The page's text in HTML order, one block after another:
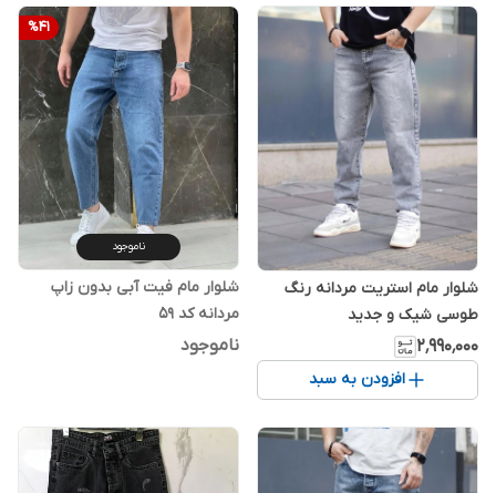
شلوار مام استریت مردانه رنگ
طوسی شیک و جدید
۲٬۹۹۰٬۰۰۰
افزودن به سبد
%41
ناموجود
شلوار مام فیت آبی بدون زاپ
مردانه کد 59
ناموجود